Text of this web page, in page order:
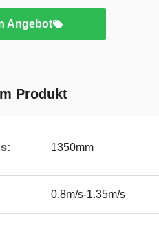
Angebot
Produkt
1350mm
0.8m/s-1.35m/s